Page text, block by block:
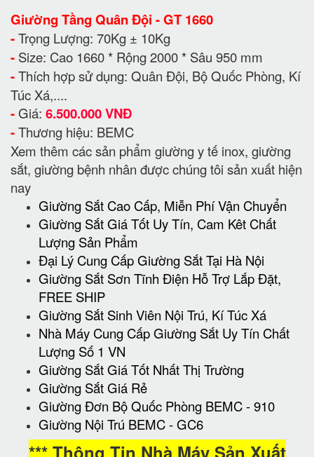
Giường Tầng Quân Đội - GT 1660
-Trọng Lượng: 70Kg ± 10Kg
- Size: Cao 1660 * Rộng 2000 * Sâu 950 mm
-Thích hợp sử dụng: Quân Đội, Bộ Quốc Phòng, Kí
Túc Xá,....
- Giá: 6.500.000 VNĐ
-Thương hiệu: BEMC
Xem thêm các sản phẩm giường y tế inox, giường
sắt, giường bệnh nhân được chúng tôi sản xuất hiện
nay
Giường Sắt Cao Cấp, Miễn Phí Vận Chuyển
Giường Sắt Giá Tốt Uy Tín, Cam Kêt Chất
Lượng Sản Phẩm
Đại Lý Cung Cấp Giường Sắt Tại Hà Nội
Giường Sắt Sơn Tĩnh Điện Hỗ Trợ Lắp Đặt,
FREE SHIP
Giường Sắt Sinh Viên Nội Trú, Kí Túc Xá
Nhà Máy Cung Cấp Giường Sắt Uy Tín Chất
Lượng Số 1 VN
Giường Sắt Giá Tốt Nhất Thị Trường
Giường Sắt Giá Rẻ
Giường Đơn Bộ Quốc Phòng BEMC - 910
Giường Nội Trú BEMC - GC6
*** Thông Tin Nhà Máy Sản Xuất